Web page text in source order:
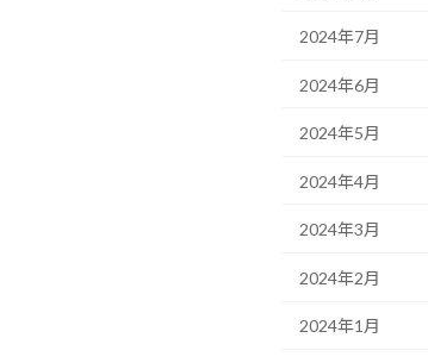
2024年7月
2024年6月
2024年5月
2024年4月
2024年3月
2024年2月
2024年1月